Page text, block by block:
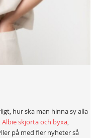
hur ska man hinna sy alla
Albie skjorta och byxa,
på med fler nyheter så